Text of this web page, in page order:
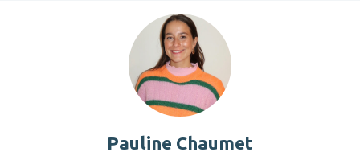
Pauline Chaumet